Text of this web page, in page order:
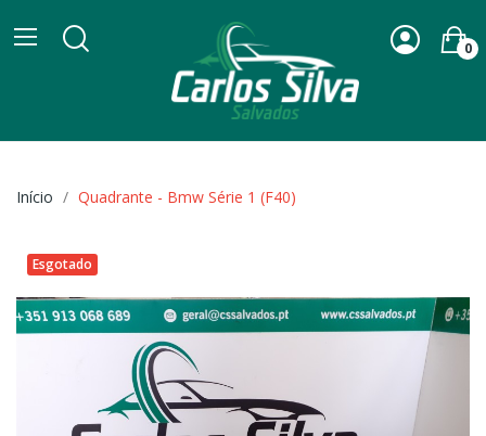
0
Início Quadrante - Bmw Série 1 (F40)
Esgotado